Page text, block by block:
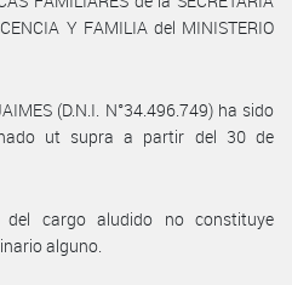
Y FAMILIA del MINISTERIO
(D.N.I. N°34.496.749) ha sido
ut supra a partir del 30 de
cargo aludido no constituye
alguno.